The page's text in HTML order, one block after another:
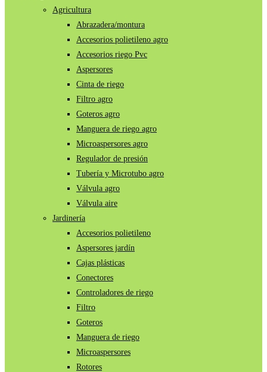
Agricultura
Abrazadera/montura
Accesorios polietileno agro
Accesorios riego Pvc
Aspersores
Cinta de riego
Filtro agro
Goteros agro
Manguera de riego agro
Microaspersores agro
Regulador de presión
Tubería y Microtubo agro
Válvula agro
Válvula aire
Jardinería
Accesorios polietileno
Aspersores jardín
Cajas plásticas
Conectores
Controladores de riego
Filtro
Goteros
Manguera de riego
Microaspersores
Rotores